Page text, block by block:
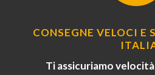
CONSEGNE VELOCI E
Ti assicuriamo